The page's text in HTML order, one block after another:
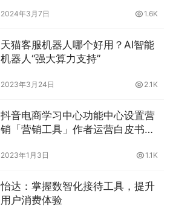
2024年3月7日 1.6K
天猫客服机器人哪个好用？AI智能
机器人“强大算力支持”
2023年3月24日 2.1K
抖音电商学习中心功能中心设置营
销「营销工具」作者运营白皮书
皮书？晓多告诉你
2023年1月3日 1.1K
怡达：掌握数智化接待工具，提升
用户消费体验